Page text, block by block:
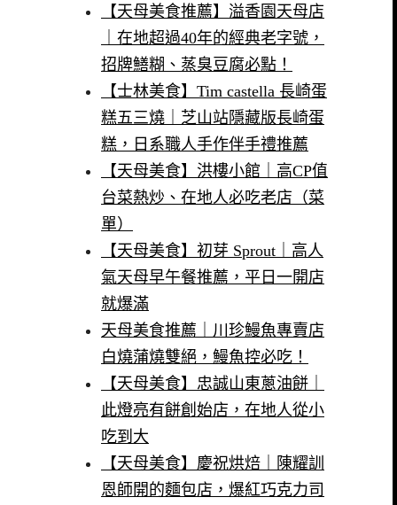
【天母美食推薦】溢香園天母店
｜在地超過40年的經典老字號，
招牌鱔糊、蒸臭豆腐必點！
【士林美食】Tim castella 長崎蛋
糕五三燒｜芝山站隱藏版長崎蛋
糕，日系職人手作伴手禮推薦
【天母美食】洪樓小館｜高CP值
台菜熱炒、在地人必吃老店（菜
單）
【天母美食】初芽 Sprout｜高人
氣天母早午餐推薦，平日一開店
就爆滿
天母美食推薦｜川珍鰻魚專賣店
白燒蒲燒雙絕，鰻魚控必吃！
【天母美食】忠誠山東蔥油餅｜
此燈亮有餅創始店，在地人從小
吃到大
【天母美食】慶祝烘焙｜陳耀訓
恩師開的麵包店，爆紅巧克力司